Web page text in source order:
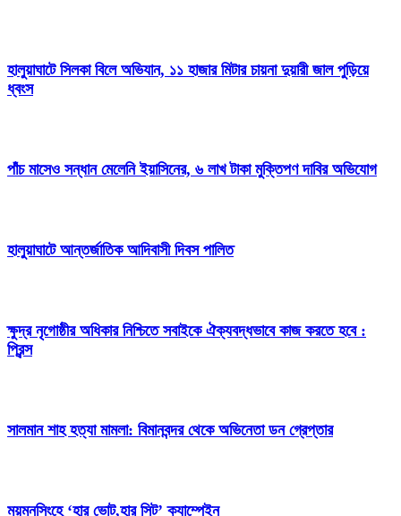
হালুয়াঘাটে সিলকা বিলে অভিযান, ১১ হাজার মিটার চায়না দুয়ারী জাল পুড়িয়ে
ধ্বংস
পাঁচ মাসেও সন্ধান মেলেনি ইয়াসিনের, ৬ লাখ টাকা মুক্তিপণ দাবির অভিযোগ
হালুয়াঘাটে আন্তর্জাতিক আদিবাসী দিবস পালিত
ক্ষুদ্র নৃগোষ্ঠীর অধিকার নিশ্চিতে সবাইকে ঐক্যবদ্ধভাবে কাজ করতে হবে :
প্রিন্স
সালমান শাহ হত্যা মামলা: বিমানবন্দর থেকে অভিনেতা ডন গ্রেপ্তার
ময়মনসিংহে ‘হার ভোট,হার সিট’ ক্যাম্পেইন